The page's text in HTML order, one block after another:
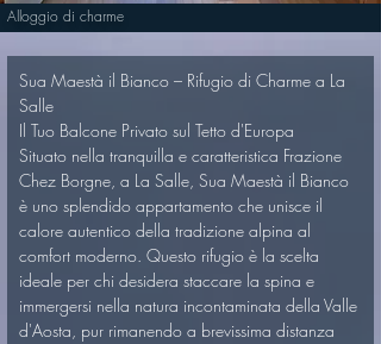
Alloggio di charme
Sua Maestà il Bianco – Rifugio di Charme a La
Salle
Il Tuo Balcone Privato sul Tetto d'Europa
Situato nella tranquilla e caratteristica Frazione
Chez Borgne, a La Salle, Sua Maestà il Bianco
è uno splendido appartamento che unisce il
calore autentico della tradizione alpina al
comfort moderno. Questo rifugio è la scelta
ideale per chi desidera staccare la spina e
immergersi nella natura incontaminata della Valle
d'Aosta, pur rimanendo a brevissima distanza